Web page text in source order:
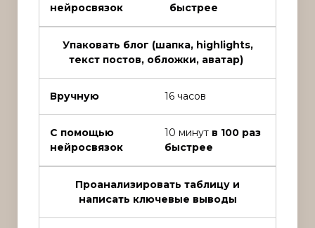
нейросвязок
быстрее
Упаковать блог (шапка, highlights,
текст постов, обложки, аватар)
Вручную 16 часов
С помощью
нейросвязок
10 минут в 100 раз
быстрее
Проанализировать таблицу и
написать ключевые выводы